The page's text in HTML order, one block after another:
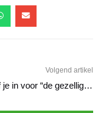
Volgend artikel
Schrijf je in voor “de gezelligste optocht van het zuiden!”